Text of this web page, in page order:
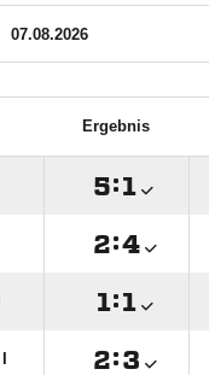
Ergebnis
:
:
:
: